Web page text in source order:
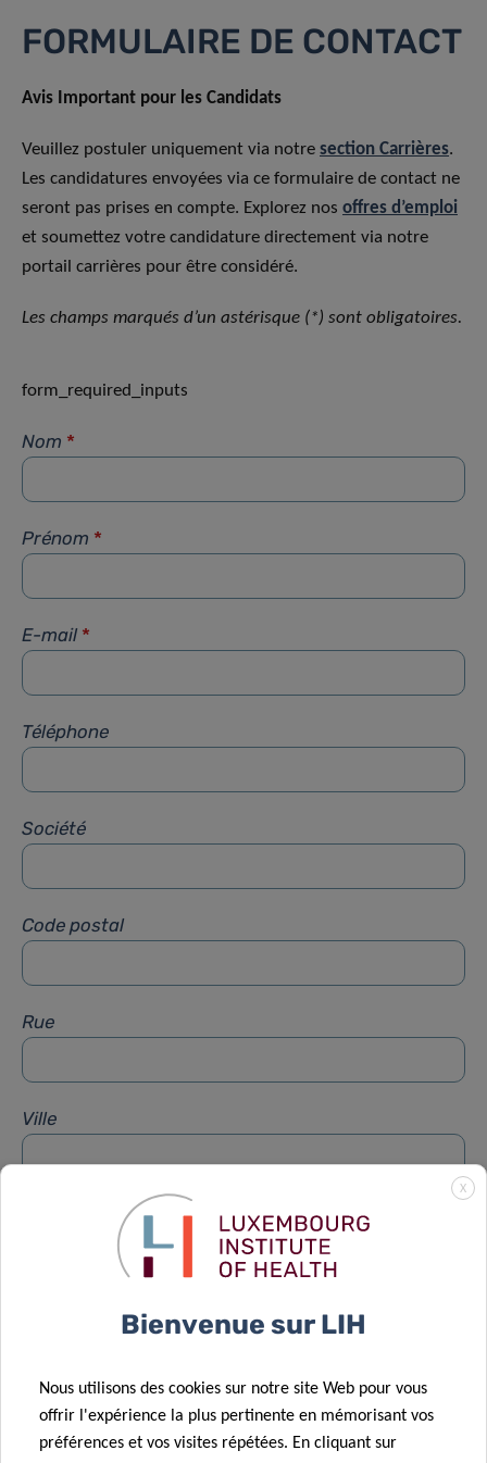
FORMULAIRE DE CONTACT
Avis Important pour les Candidats
Veuillez postuler uniquement via notre section Carrières.
Les candidatures envoyées via ce formulaire de contact ne
seront pas prises en compte. Explorez nos offres d’emploi
et soumettez votre candidature directement via notre
portail carrières pour être considéré.
Les champs marqués d’un astérisque (*) sont obligatoires.
form_required_inputs
Nom *
Prénom *
E-mail *
Téléphone
Société
Code postal
Rue
Ville
X
Bienvenue sur LIH
Nous utilisons des cookies sur notre site Web pour vous
offrir l'expérience la plus pertinente en mémorisant vos
préférences et vos visites répétées. En cliquant sur